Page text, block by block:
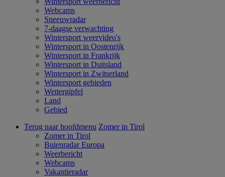
Webcams
Sneeuwradar
7-daagse verwachting
Wintersport weervideo's
Wintersport in Oostenrijk
Wintersport in Frankrijk
Wintersport in Duitsland
Wintersport in Zwitserland
Wintersport gebieden
Wettergipfel
Land
Gebied
Terug naar hoofdmenu Zomer in Tirol
Zomer in Tirol
Buienradar Europa
Weerbericht
Webcams
Vakantieradar